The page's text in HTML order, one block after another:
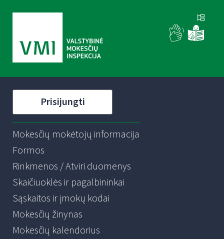
Prisijungti
Mokesčių mokėtojų informacija
Formos
Rinkmenos / Atviri duomenys
Skaičiuoklės ir pagalbininkai
Sąskaitos ir įmokų kodai
Mokesčių žinynas
Mokesčių kalendorius